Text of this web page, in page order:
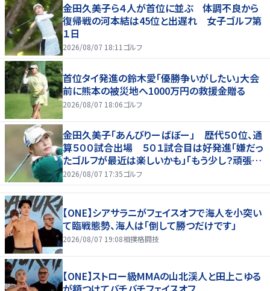
金田久美子ら４人が首位に並ぶ 体調不良から
復帰戦の河本結は45位と出遅れ 女子ゴルフ第
１日
2026/08/07 18:11 ゴルフ
首位タイ発進の鈴木愛「優勝争いがしたい」大会
前に熊本の被災地へ1000万円の救援金贈る
2026/08/07 18:06ゴルフ
金田久美子「あんびりーばぼー」 歴代５０位、通
算５００試合出場 ５０１試合目は好発進「嫌だっ
たゴルフが最近は楽しいかも」「もう少し？頑張り
たいな」
2026/08/07 17:35ゴルフ
【ONE】シアサラニがフェイスオフで海人を小突い
て臨戦態勢、海人は「倒して勝つだけです」
2026/08/07 19:08相撲格闘技
【ONE】ストロー級MMAの山北渓人と田上こゆる